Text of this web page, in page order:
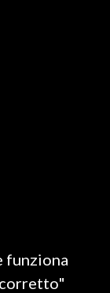
funziona